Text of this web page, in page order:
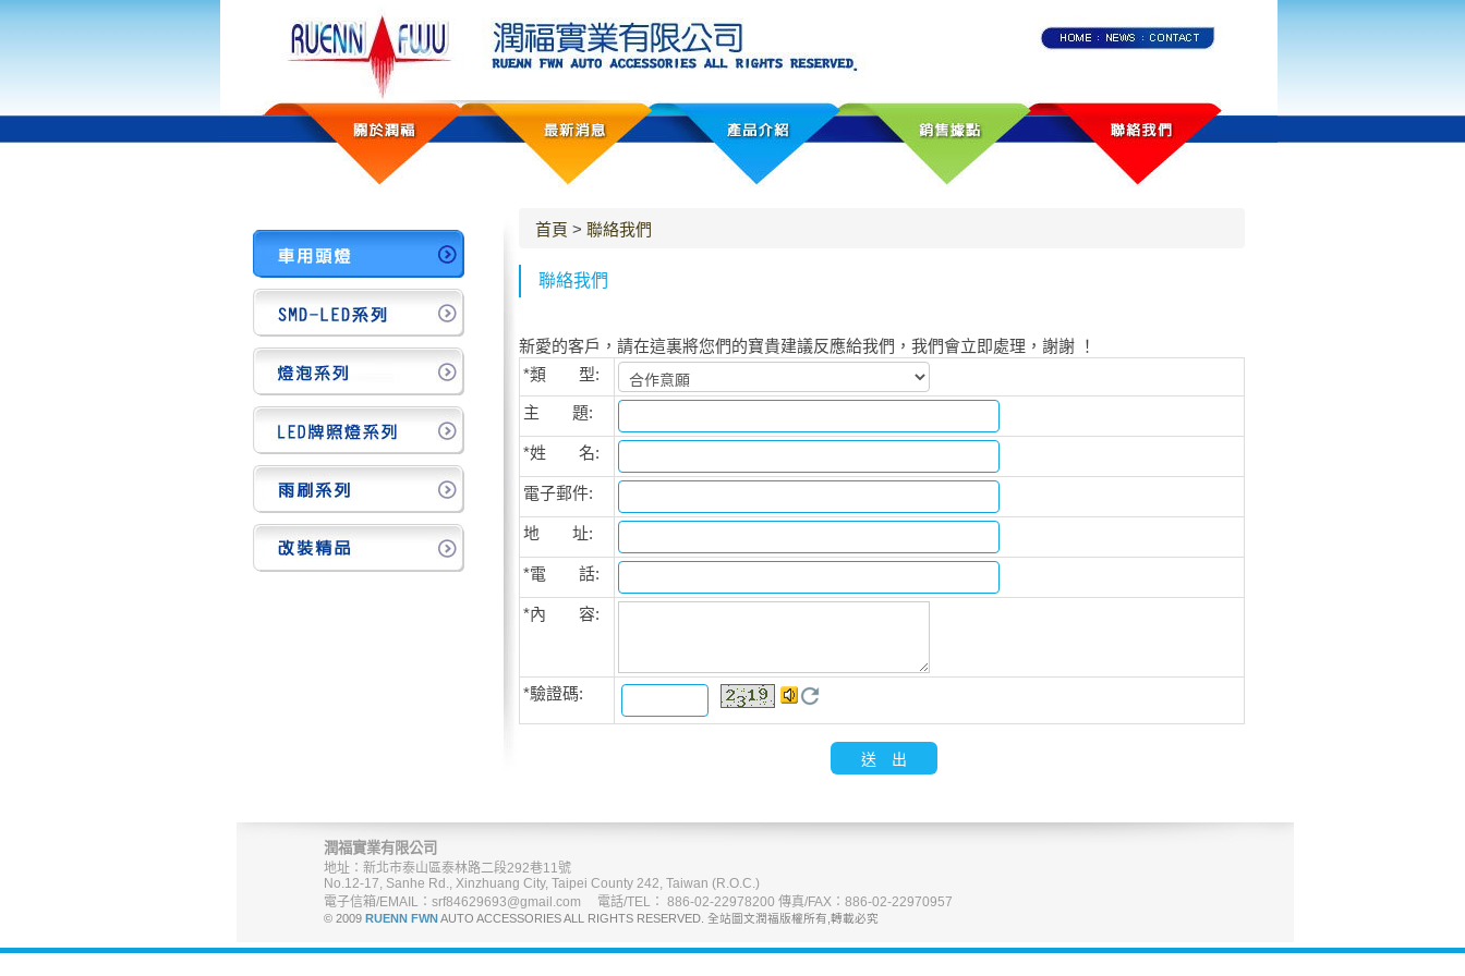
首頁 > 聯絡我們
聯絡我們
新愛的客戶，請在這裏將您們的寶貴建議反應給我們，我們會立即處理，謝謝 ！
*類 型:
主 題:
*姓 名:
電子郵件:
地 址:
*電 話:
*內 容:
*驗證碼:
潤福實業有限公司
地址：新北市泰山區泰林路二段292巷11號
No.12-17, Sanhe Rd., Xinzhuang City, Taipei County 242, Taiwan (R.O.C.)
電子信箱/EMAIL：srf84629693@gmail.com 電話/TEL： 886-02-22978200 傳真/FAX：886-02-22970957
© 2009 RUENN FWNAUTO ACCESSORIES ALL RIGHTS RESERVED. 全站圖文潤福版權所有,轉載必究